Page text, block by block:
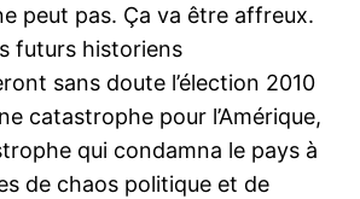
peut pas. Ça va être affreux.
futurs historiens
sans doute l’élection 2010
catastrophe pour l’Amérique,
qui condamna le pays à
de chaos politique et de